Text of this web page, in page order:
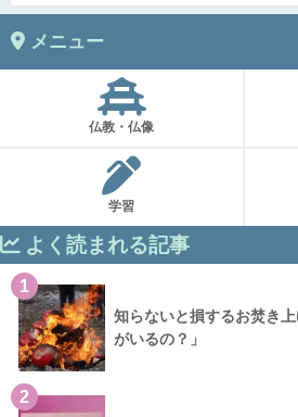
メニュー
仏教・仏像
学習
よく読まれる記事
1
知らないと損するお焚き
がいるの？」
2